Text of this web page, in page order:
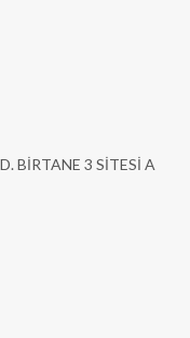
BİRTANE 3 SİTESİ A